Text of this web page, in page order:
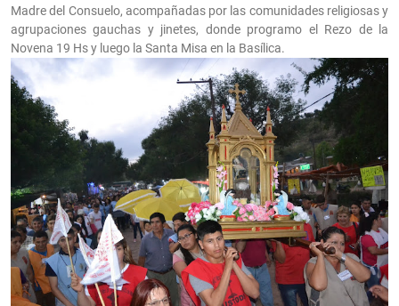
Madre del Consuelo, acompañadas por las comunidades religiosas y
agrupaciones gauchas y jinetes, donde programo el Rezo de la
Novena 19 Hs y luego la Santa Misa en la Basílica.